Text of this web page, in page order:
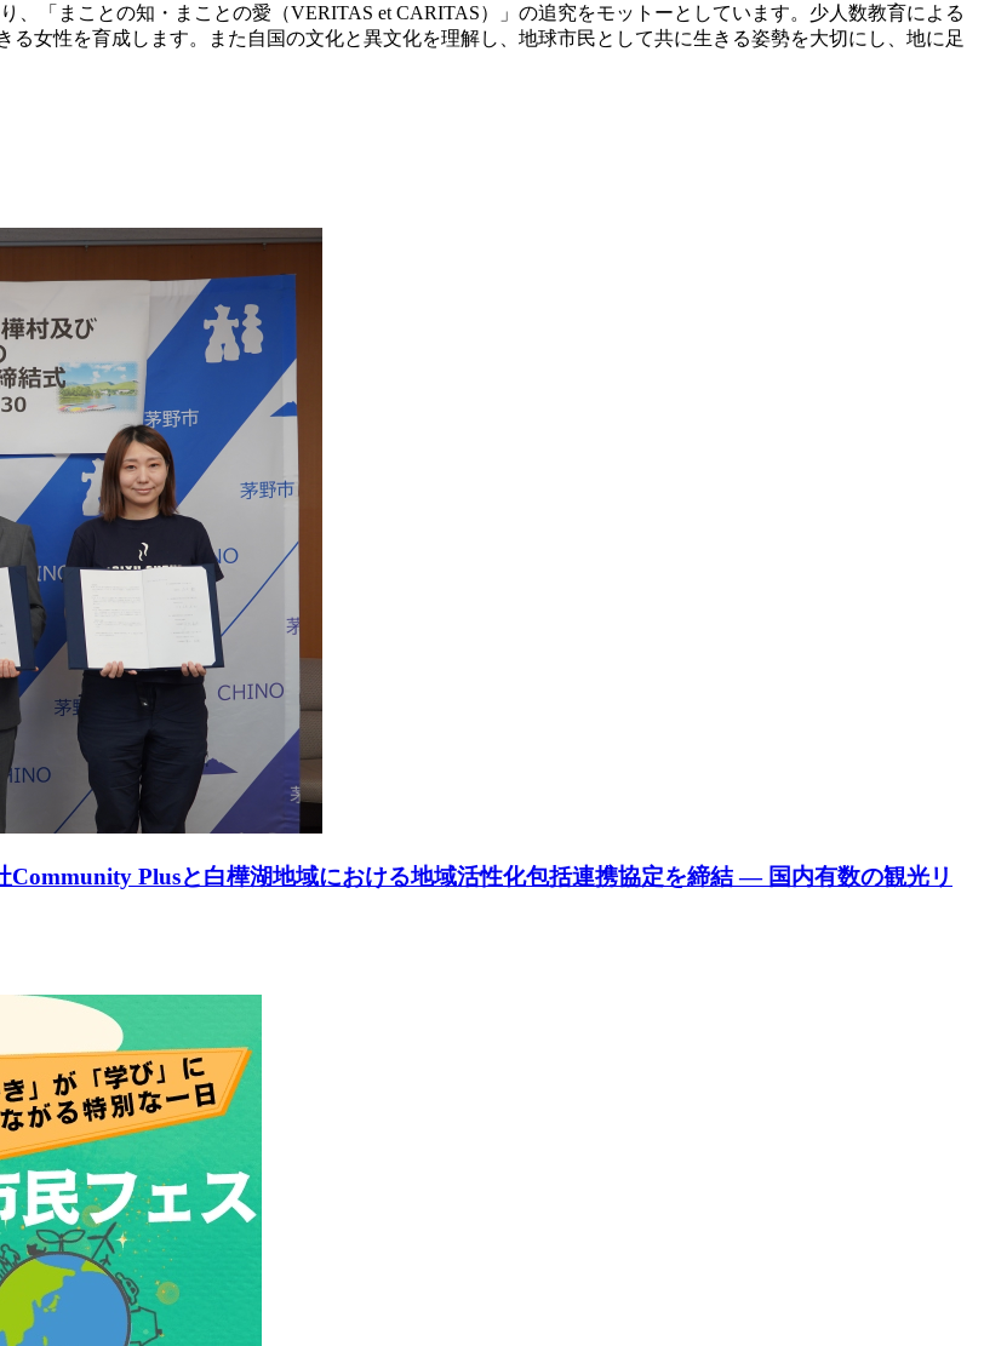
「まことの知・まことの愛（VERITAS et CARITAS）」の追究をモットーとしています。少人数教育による
女性を育成します。また自国の文化と異文化を理解し、地球市民として共に生きる姿勢を大切にし、地に足
Plusと白樺湖地域における地域活性化包括連携協定を締結 ― 国内有数の観光リ